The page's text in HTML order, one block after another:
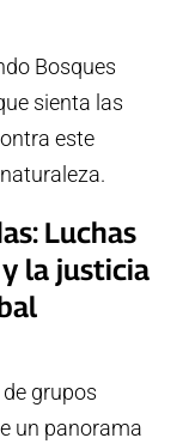
Bosques
sienta las
este
Luchas
la justicia
grupos
un panorama